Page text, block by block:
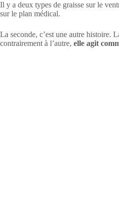
Il y a deux types de graisse sur le
sur le plan médical.
La seconde, c’est une autre histoire.
contrairement à l’autre, elle agit